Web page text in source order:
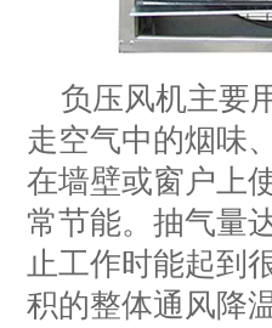
负压风机主要
走空气中的烟味
在墙壁或窗户上
常节能。抽气量
止工作时能起到
积的整体通风降